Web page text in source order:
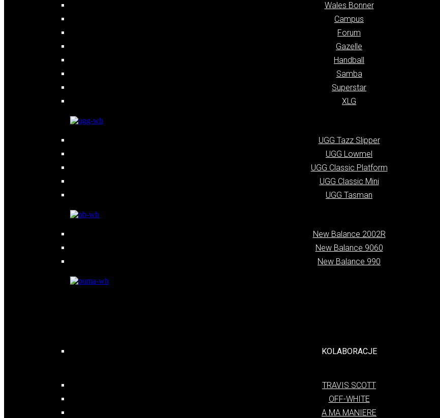
Wales Bonner
Campus
Forum
Gazelle
Handball
Samba
Superstar
XLG
UGG Tazz Slipper
UGG Lowmel
UGG Classic Platform
UGG Classic Mini
UGG Tasman
New Balance 2002R
New Balance 9060
New Balance 990
KOLABORACJE
TRAVIS SCOTT
OFF-WHITE
A MA MANIERE